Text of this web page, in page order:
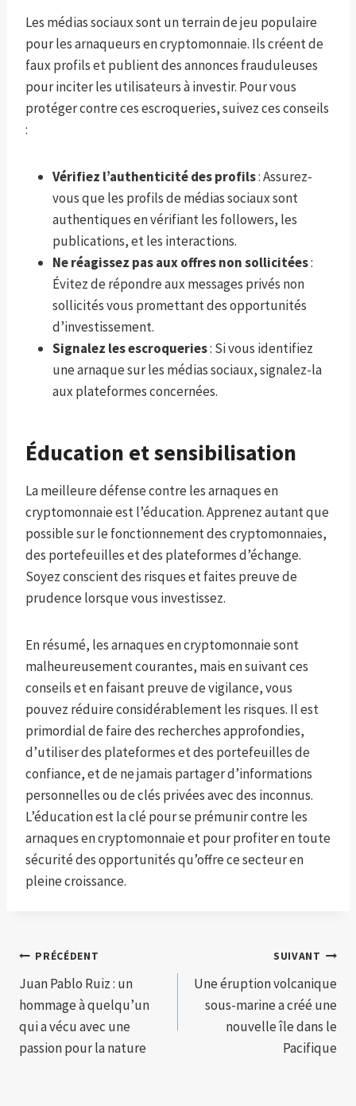
Les médias sociaux sont un terrain de jeu populaire
pour les arnaqueurs en cryptomonnaie. Ils créent de
faux profils et publient des annonces frauduleuses
pour inciter les utilisateurs à investir. Pour vous
protéger contre ces escroqueries, suivez ces conseils
:
Vérifiez l’authenticité des profils: Assurez-
vous que les profils de médias sociaux sont
authentiques en vérifiant les followers, les
publications, et les interactions.
Ne réagissez pas aux offres non sollicitées:
Évitez de répondre aux messages privés non
sollicités vous promettant des opportunités
d’investissement.
Signalez les escroqueries: Si vous identifiez
une arnaque sur les médias sociaux, signalez-la
aux plateformes concernées.
Éducation et sensibilisation
La meilleure défense contre les arnaques en
cryptomonnaie est l’éducation. Apprenez autant que
possible sur le fonctionnement des cryptomonnaies,
des portefeuilles et des plateformes d’échange.
Soyez conscient des risques et faites preuve de
prudence lorsque vous investissez.
En résumé, les arnaques en cryptomonnaie sont
malheureusement courantes, mais en suivant ces
conseils et en faisant preuve de vigilance, vous
pouvez réduire considérablement les risques. Il est
primordial de faire des recherches approfondies,
d’utiliser des plateformes et des portefeuilles de
confiance, et de ne jamais partager d’informations
personnelles ou de clés privées avec des inconnus.
L’éducation est la clé pour se prémunir contre les
arnaques en cryptomonnaie et pour profiter en toute
sécurité des opportunités qu’offre ce secteur en
pleine croissance.
Navigation
de
l’article
PRÉCÉDENT
Juan Pablo Ruiz : un
hommage à quelqu’un
qui a vécu avec une
passion pour la nature
SUIVANT
Une éruption volcanique
sous-marine a créé une
nouvelle île dans le
Pacifique